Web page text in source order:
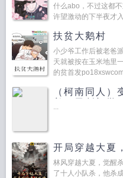
什么abo，不过这都
许望激动的下半夜才
扶贫大鹅村
小少爷工作后被老爸
天就被按在玉米地里
的贫首发
（柯南同人）
...
开局穿越大夏
林风穿越大夏，觉醒
了十人小队杀，他杀